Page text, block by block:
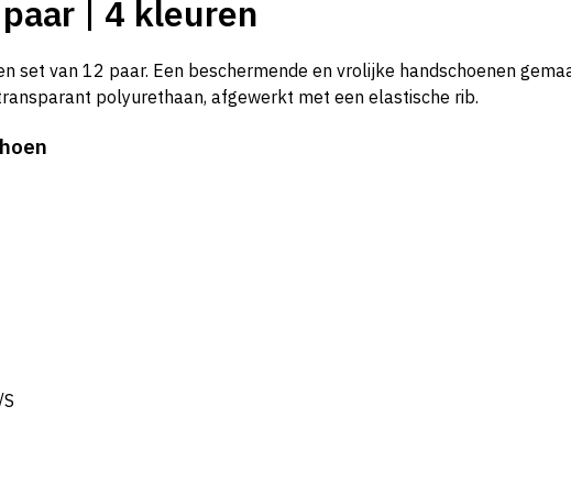
| 4 kleuren
set van 12 paar. Een beschermende en vrolijke handschoenen
polyurethaan, afgewerkt met een elastische rib.